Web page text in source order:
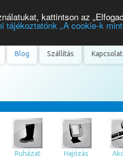
kattintson az
„A cookie-k
Blog Szállítás Kapcsolat
Ruházat Hajózás